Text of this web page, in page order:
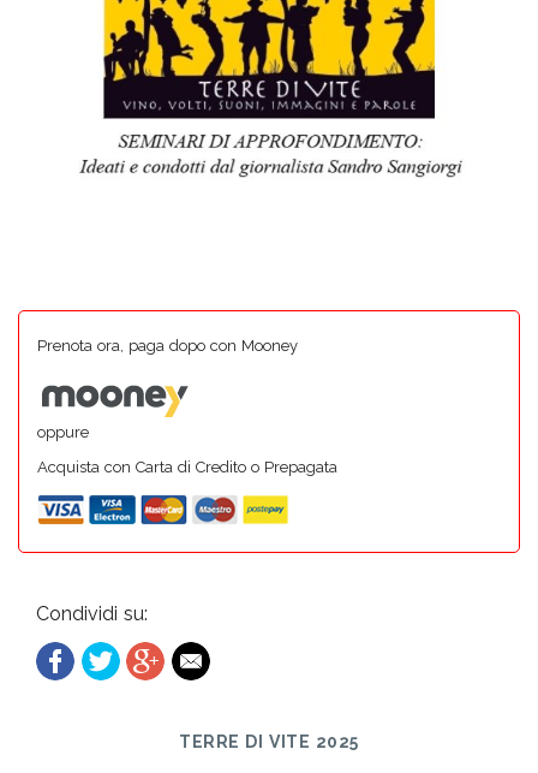
Prenota ora, paga dopo con Mooney
oppure
Acquista con Carta di Credito o Prepagata
Condividi su:
TERRE DI VITE 2025